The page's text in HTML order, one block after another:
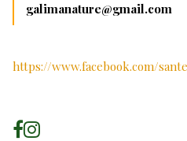
galimanature@gmail.com
https://www.facebook.com/